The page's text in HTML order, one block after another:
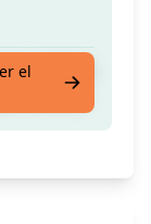
un logo
CLAVE]
el